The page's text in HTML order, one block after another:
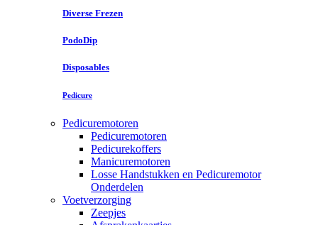
Diverse Frezen
PodoDip
Disposables
Pedicure
Pedicuremotoren
Pedicuremotoren
Pedicurekoffers
Manicuremotoren
Losse Handstukken en Pedicuremotor
Onderdelen
Voetverzorging
Zeepjes